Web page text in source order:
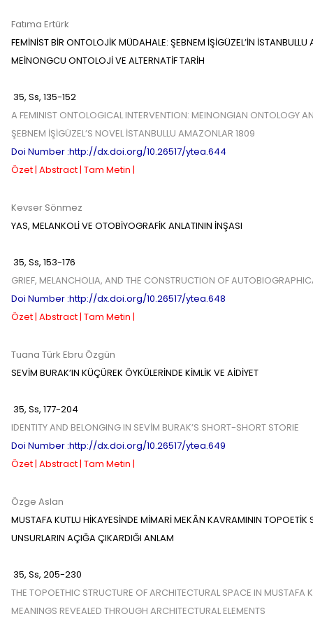
Fatıma Ertürk
FEMİNİST BİR ONTOLOJİK MÜDAHALE: ŞEBNEM İŞİGÜZEL’İN
MEİNONGCU ONTOLOJİ VE ALTERNATİF TARİH
35, Ss, 135-152
A FEMINIST ONTOLOGICAL INTERVENTION: MEINONGIAN ONTOLOGY
ŞEBNEM İŞİGÜZEL’S NOVEL İSTANBULLU AMAZONLAR 1809
Doi Number :http://dx.doi.org/10.26517/ytea.644
Özet | Abstract | Tam Metin |
Kevser Sönmez
YAS, MELANKOLİ VE OTOBİYOGRAFİK ANLATININ İNŞASI
35, Ss, 153-176
GRIEF, MELANCHOLIA, AND THE CONSTRUCTION OF
Doi Number :http://dx.doi.org/10.26517/ytea.648
Özet | Abstract | Tam Metin |
Tuana Türk Ebru Özgün
SEVİM BURAK’IN KÜÇÜREK ÖYKÜLERİNDE KİMLİK VE AİDİYET
35, Ss, 177-204
IDENTITY AND BELONGING IN SEVİM BURAK’S SHORT-SHORT STORIE
Doi Number :http://dx.doi.org/10.26517/ytea.649
Özet | Abstract | Tam Metin |
Özge Aslan
MUSTAFA KUTLU HİKAYESİNDE MİMARİ MEKÂN KAVRAMININ TOPOETİK
UNSURLARIN AÇIĞA ÇIKARDIĞI ANLAM
35, Ss, 205-230
THE TOPOETHIC STRUCTURE OF ARCHITECTURAL SPACE IN MUSTAFA
MEANINGS REVEALED THROUGH ARCHITECTURAL ELEMENTS